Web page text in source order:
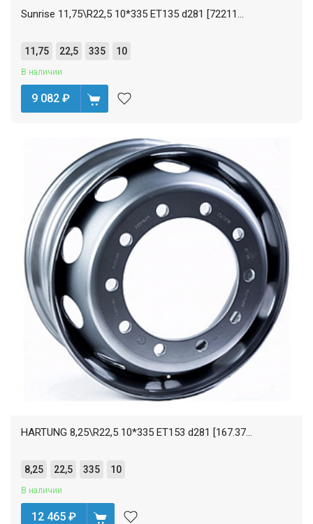
Sunrise 11,75\R22,5 10*335 ET135 d281 [72211...
11,75 22,5 335 10
В наличии
9 082 ₽
HARTUNG 8,25\R22,5 10*335 ET153 d281 [167.37...
8,25 22,5 335 10
В наличии
12 465 ₽